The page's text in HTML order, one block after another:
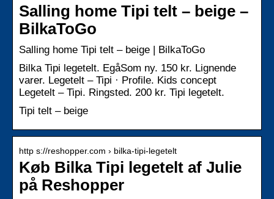
Salling home Tipi telt – beige –
BilkaToGo
Salling home Tipi telt – beige | BilkaToGo
Bilka Tipi legetelt. EgåSom ny. 150 kr. Lignende
varer. Legetelt – Tipi · Profile. Kids concept
Legetelt – Tipi. Ringsted. 200 kr. Tipi legetelt.
Tipi telt – beige
http s://reshopper.com › bilka-tipi-legetelt
Køb Bilka Tipi legetelt af Julie
på Reshopper